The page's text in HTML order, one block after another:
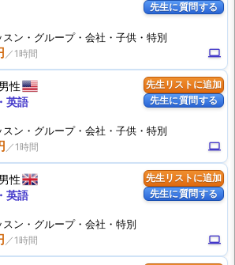
先生に質問する
computer
スン ・グループ・会社・子供・特別
先生リストに追加
先生に質問する
男性
computer
英語
スン ・グループ・会社・子供・特別
先生リストに追加
先生に質問する
男性
computer
英語
スン ・グループ・会社・特別